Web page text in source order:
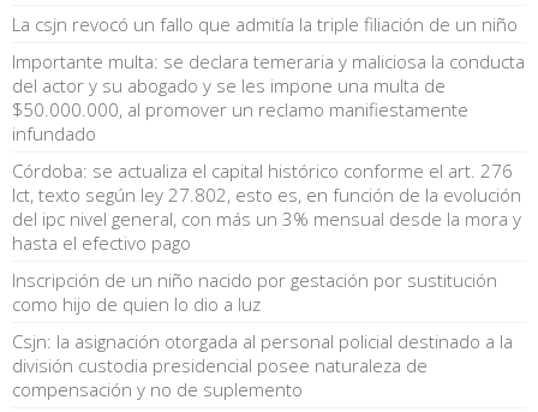
La csjn revocó un fallo que admitía la triple filiación de un niño
Importante multa: se declara temeraria y maliciosa la conducta
del actor y su abogado y se les impone una multa de
$50.000.000, al promover un reclamo manifiestamente
infundado
Córdoba: se actualiza el capital histórico conforme el art. 276
lct, texto según ley 27.802, esto es, en función de la evolución
del ipc nivel general, con más un 3% mensual desde la mora y
hasta el efectivo pago
Inscripción de un niño nacido por gestación por sustitución
como hijo de quien lo dio a luz
Csjn: la asignación otorgada al personal policial destinado a la
división custodia presidencial posee naturaleza de
compensación y no de suplemento